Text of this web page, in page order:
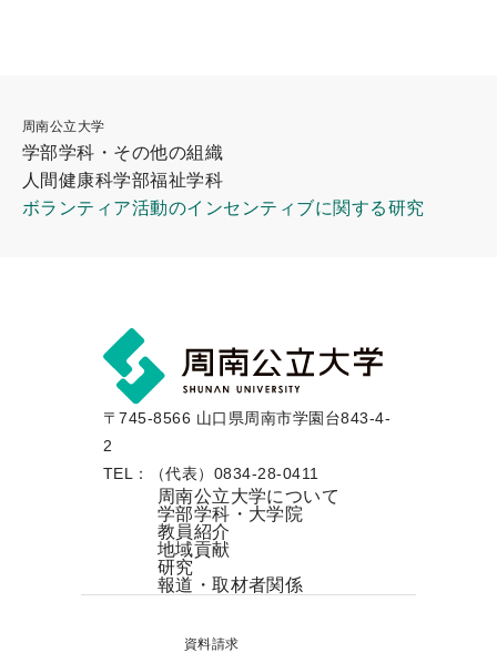
周南公立大学
学部学科・その他の組織
人間健康科学部福祉学科
ボランティア活動のインセンティブに関する研究
〒745-8566 山口県周南市学園台843-4-
2
TEL：（代表）0834-28-0411
周南公立大学について
学部学科・大学院
教員紹介
地域貢献
研究
報道・取材者関係
資料請求